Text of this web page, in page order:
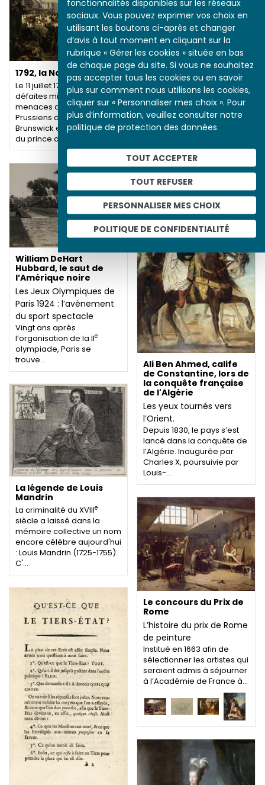
fonctionnalités disponibles sur les réseaux
sociaux. Vous pouvez exprimer vos choix en
utilisant les boutons ci-après et changer
d’avis à tout moment en cliquant sur la
rubrique « Gérer les cookies » située en bas
de chaque page du site. Si vous ne souhaitez
pas accepter tous les cookies ou en savoir
plus sur comment nous utilisons les cookies,
cliquer sur « Personnaliser mes choix ». Pour
plus d’information, veuillez consulter notre
politique de protection des données.
TOUT ACCEPTER
TOUT REFUSER
PERSONNALISER MES CHOIX
POLITIQUE DE CONFIDENTIALITÉ
1792, la Nation en arme
Le 11 juillet 1792, face aux
défaites militaires et aux
menaces d’invasion (des
Prussiens du duc de
Brunswick et des émigrés
du prince de Condé),…
La Manufacture des
Gobelins
Le début du règne
personnel de Louis XIV
Gobelins est transformée
en « manufacture royale
des meubles de la
Couronne…
William DeHart
Hubbard, le saut de
l’Amérique noire
Les Jeux Olympiques de
Paris 1924 : l’avènement
du sport spectacle
Vingt ans après
l’organisation de la IIe
olympiade, Paris se
trouve…
Ali Ben Ahmed, calife
de Constantine, lors de
la conquête française
de l'Algérie
Les yeux tournés vers
l’Orient.
Depuis 1830, le pays s’est
lancé dans la conquête de
l’Algérie. Inaugurée par
Charles X, poursuivie par
Louis-…
La légende de Louis
Mandrin
La criminalité du XVIIIe
siècle a laissé dans la
mémoire collective un nom
encore célèbre aujourd'hui
: Louis Mandrin (1725-1755).
C'…
Le concours du Prix de
Rome
L’histoire du prix de Rome
de peinture
Institué en 1663 afin de
sélectionner les artistes qui
seraient admis à séjourner
à l’Académie de France à…